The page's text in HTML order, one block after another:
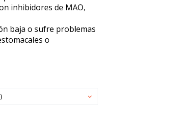
inhibidores de MAO,
baja o sufre problemas
o